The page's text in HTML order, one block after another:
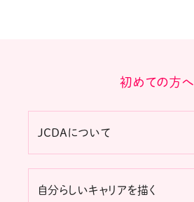
初めての方へ
JCDAについて
自分らしいキャリアを描く